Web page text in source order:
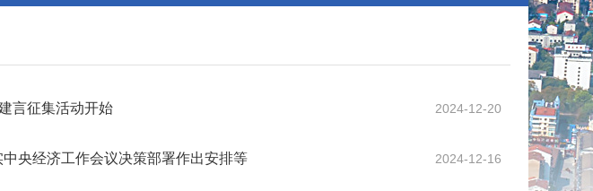
2024-12-20
言征集活动开始
2024-12-16
央经济工作会议决策部署作出安排等